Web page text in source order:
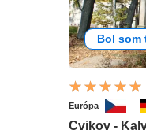
Bol som
Európa
Cvikov -